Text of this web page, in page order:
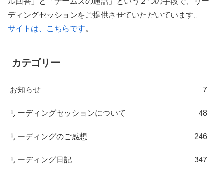
ディングセッションをご提供させていただいています。
サイトは、こちらです。
カテゴリー
お知らせ 7
リーディングセッションについて 48
リーディングのご感想 246
リーディング日記 347